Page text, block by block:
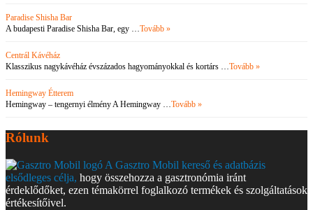
Paradise Shisha Bar
A budapesti Paradise Shisha Bar, egy … Tovább »
Centrál Kávéház
Klasszikus nagykávéház évszázados hagyományokkal és kortárs … Tovább »
Hemingway Étterem
Hemingway – tengernyi élmény A Hemingway … Tovább »
Rólunk
A Gasztro Mobil kereső és adatbázis
elsődleges célja, hogy összehozza a gasztronómia iránt
érdeklődőket, ezen témakörrel foglalkozó termékek és szolgáltatások
értékesítőivel.